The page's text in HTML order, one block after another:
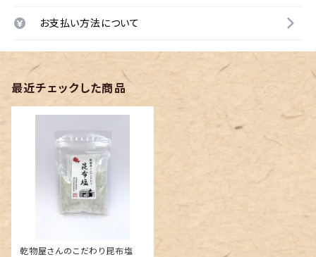
お支払い方法について
最近チェックした商品
乾物屋さんのこだわり昆布塩